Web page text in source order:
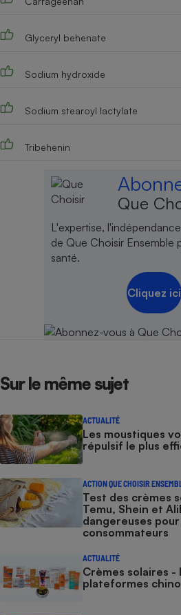
Glyceryl behenate
Sodium hydroxide
Sodium stearoyl lactylate
Tribehenin
Que
L'expertise,
de Que Choisir Ensemble
santé.
Cliquez ici
Sur le même sujet
ACTUALITÉ
Les moustiques
répulsif le plus
ACTION QUE CHOISIR
Test des crèmes
Temu, Shein et
dangereuses
consommateurs
ACTUALITÉ
Crèmes solaires -
plateformes